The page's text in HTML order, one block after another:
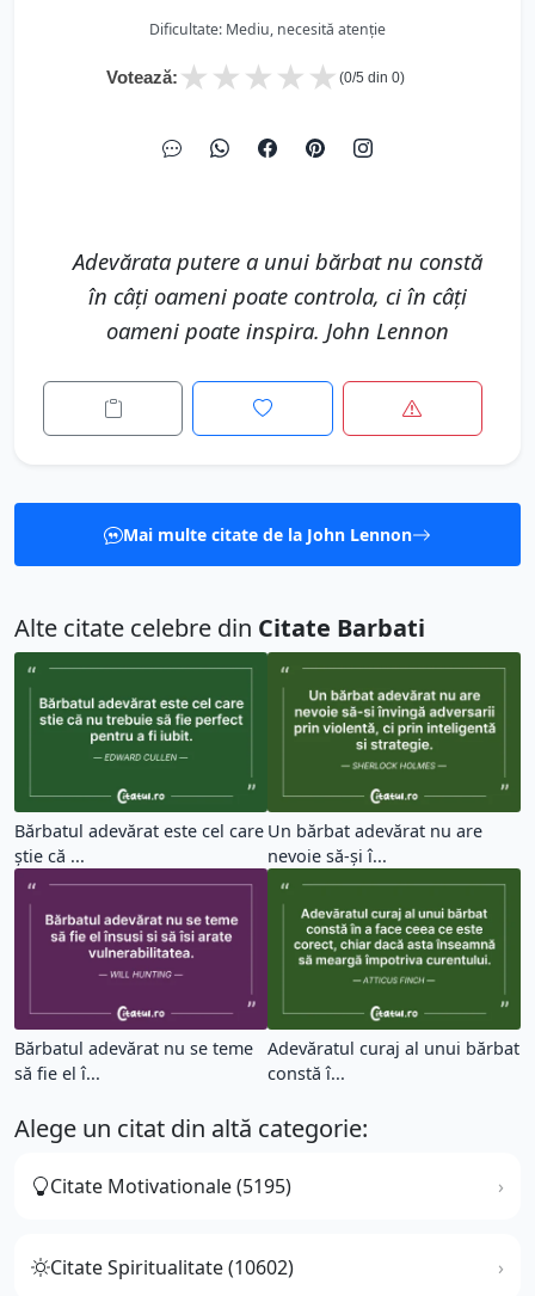
Dificultate: Mediu, necesită atenție
Votează: ★
★
★
★
★ (0/5 din 0)
Adevărata putere a unui bărbat nu constă
în câți oameni poate controla, ci în câți
oameni poate inspira. John Lennon
Mai multe citate de la John Lennon
Alte citate celebre din Citate Barbati
Bărbatul adevărat este cel care
știe că ...
Un bărbat adevărat nu are
nevoie să-și î...
Bărbatul adevărat nu se teme
să fie el î...
Adevăratul curaj al unui bărbat
constă î...
Alege un citat din altă categorie:
Citate Motivationale (5195)
Citate Spiritualitate (10602)